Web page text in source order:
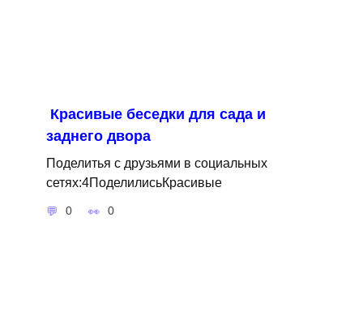
Красивые беседки для сада и
заднего двора
Поделитья с друзьями в социальных
сетях:4ПоделилисьКрасивые
0 0